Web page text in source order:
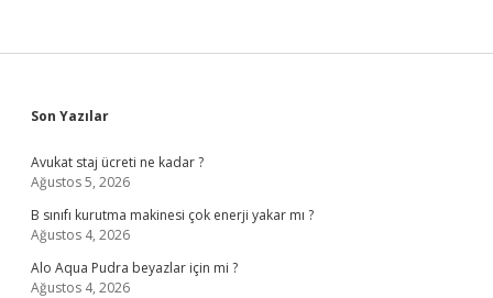
Sidebar
Son Yazılar
Avukat staj ücreti ne kadar ?
Ağustos 5, 2026
B sınıfı kurutma makinesi çok enerji yakar mı ?
Ağustos 4, 2026
Alo Aqua Pudra beyazlar için mi ?
Ağustos 4, 2026